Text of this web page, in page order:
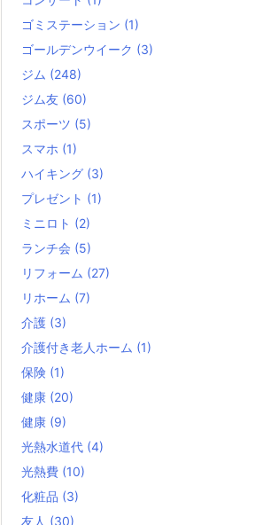
ゴミステーション (1)
ゴールデンウイーク (3)
ジム (248)
ジム友 (60)
スポーツ (5)
スマホ (1)
ハイキング (3)
プレゼント (1)
ミニロト (2)
ランチ会 (5)
リフォーム (27)
リホーム (7)
介護 (3)
介護付き老人ホーム (1)
保険 (1)
健康 (20)
健康 (9)
光熱水道代 (4)
光熱費 (10)
化粧品 (3)
友人 (30)